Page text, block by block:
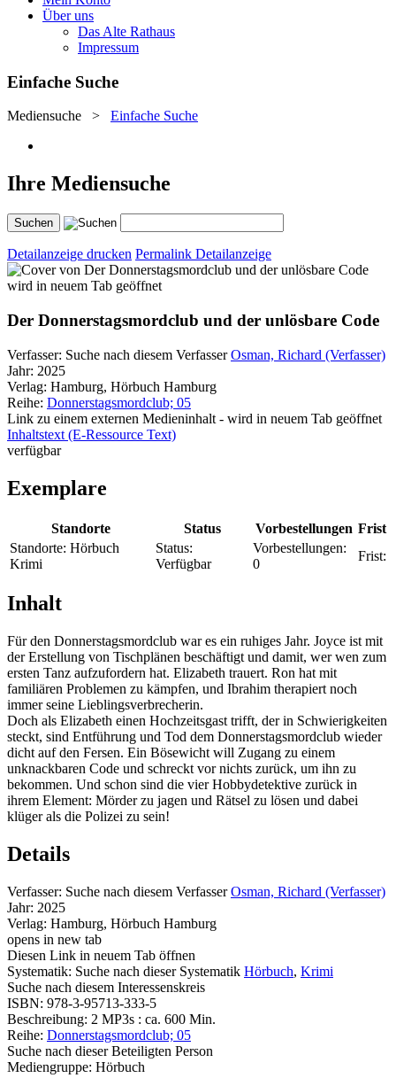
Über uns
Das Alte Rathaus
Impressum
Einfache Suche
Mediensuche > Einfache Suche
Ihre Mediensuche
Detailanzeige drucken Permalink Detailanzeige
wird in neuem Tab geöffnet
Der Donnerstagsmordclub und der unlösbare Code
Verfasser: Suche nach diesem Verfasser Osman, Richard (Verfasser)
Jahr: 2025
Verlag: Hamburg, Hörbuch Hamburg
Reihe: Donnerstagsmordclub; 05
Link zu einem externen Medieninhalt - wird in neuem Tab geöffnet
Inhaltstext (E-Ressource Text)
verfügbar
Exemplare
Standorte Status Vorbestellungen Frist
Standorte: Hörbuch
Krimi
Status:
Verfügbar
Vorbestellungen:
0
Frist:
Inhalt
Für den Donnerstagsmordclub war es ein ruhiges Jahr. Joyce ist mit
der Erstellung von Tischplänen beschäftigt und damit, wer wen zum
ersten Tanz aufzufordern hat. Elizabeth trauert. Ron hat mit
familiären Problemen zu kämpfen, und Ibrahim therapiert noch
immer seine Lieblingsverbrecherin.
Doch als Elizabeth einen Hochzeitsgast trifft, der in Schwierigkeiten
steckt, sind Entführung und Tod dem Donnerstagsmordclub wieder
dicht auf den Fersen. Ein Bösewicht will Zugang zu einem
unknackbaren Code und schreckt vor nichts zurück, um ihn zu
bekommen. Und schon sind die vier Hobbydetektive zurück in
ihrem Element: Mörder zu jagen und Rätsel zu lösen und dabei
klüger als die Polizei zu sein!
Details
Verfasser: Suche nach diesem Verfasser Osman, Richard (Verfasser)
Jahr: 2025
Verlag: Hamburg, Hörbuch Hamburg
opens in new tab
Diesen Link in neuem Tab öffnen
Systematik: Suche nach dieser Systematik Hörbuch, Krimi
Suche nach diesem Interessenskreis
ISBN: 978-3-95713-333-5
Beschreibung: 2 MP3s : ca. 600 Min.
Reihe: Donnerstagsmordclub; 05
Suche nach dieser Beteiligten Person
Mediengruppe: Hörbuch